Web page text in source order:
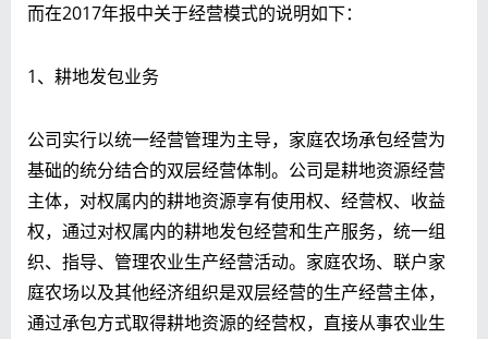
而在2017年报中关于经营模式的说明如下：
1、耕地发包业务
公司实行以统一经营管理为主导，家庭农场承包经营为
基础的统分结合的双层经营体制。公司是耕地资源经营
主体，对权属内的耕地资源享有使用权、经营权、收益
权，通过对权属内的耕地发包经营和生产服务，统一组
织、指导、管理农业生产经营活动。家庭农场、联户家
庭农场以及其他经济组织是双层经营的生产经营主体，
通过承包方式取得耕地资源的经营权，直接从事农业生